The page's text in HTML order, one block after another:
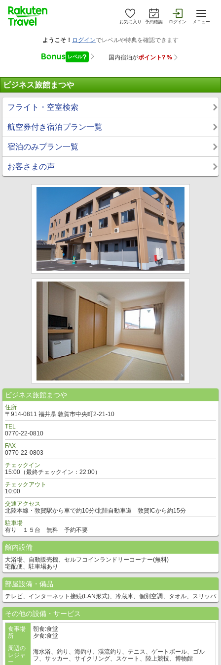
お気に入り 予約確認 ログイン メニュー
ビジネス旅館まつや
フライト・空室検索
航空券付き宿泊プラン一覧
宿泊のみプラン一覧
お客さまの声
ビジネス旅館まつや
住所
〒914-0811 福井県 敦賀市中央町2-21-10
TEL
0770-22-0810
FAX
0770-22-0803
チェックイン
15:00（最終チェックイン：22:00）
チェックアウト
10:00
交通アクセス
北陸本線・敦賀駅から車で約10分/北陸自動車道 敦賀ICから約15分
駐車場
有り １５台 無料 予約不要
館内設備
大浴場、自動販売機、セルフコインランドリーコーナー(無料)
宅配便、駐車場あり
部屋設備・備品
テレビ、インターネット接続(LAN形式)、冷蔵庫、個別空調、タオル、スリッパ
その他の設備・サービス
食事場
所
朝食:食堂
夕食:食堂
周辺の
レジャ
ー
海水浴、釣り、海釣り、渓流釣り、テニス、ゲートボール、ゴル
フ、サッカー、サイクリング、スケート、陸上競技、博物館